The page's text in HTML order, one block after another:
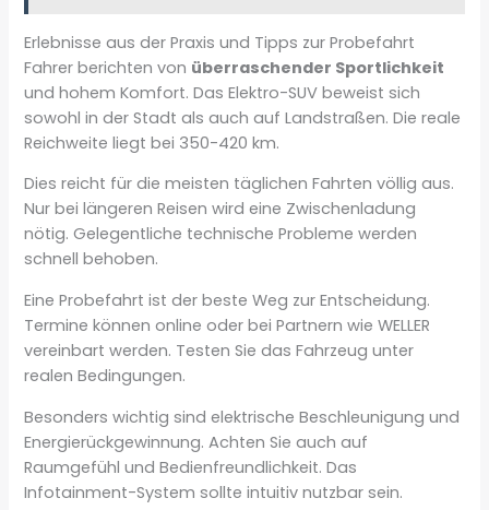
Erlebnisse aus der Praxis und Tipps zur Probefahrt
Fahrer berichten von überraschender Sportlichkeit
und hohem Komfort. Das Elektro-SUV beweist sich
sowohl in der Stadt als auch auf Landstraßen. Die reale
Reichweite liegt bei 350-420 km.
Dies reicht für die meisten täglichen Fahrten völlig aus.
Nur bei längeren Reisen wird eine Zwischenladung
nötig. Gelegentliche technische Probleme werden
schnell behoben.
Eine Probefahrt ist der beste Weg zur Entscheidung.
Termine können online oder bei Partnern wie WELLER
vereinbart werden. Testen Sie das Fahrzeug unter
realen Bedingungen.
Besonders wichtig sind elektrische Beschleunigung und
Energierückgewinnung. Achten Sie auch auf
Raumgefühl und Bedienfreundlichkeit. Das
Infotainment-System sollte intuitiv nutzbar sein.